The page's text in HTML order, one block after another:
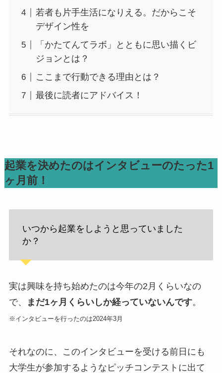
若者も片手生活になりえる。だからこそ
デザイン性を
「かたてんてラボ」とともに思い描くビ
ジョンとは？
ここまで行動できる理由とは？
最後に読者にアドバイス！
起業を決めたのはインタビューのたった1
ヶ月前！
いつから起業をしようと思っていました
か？
実は興味を持ち始めたのは今年の2月くらいなの
で、
まだ1ヶ月くらいしか経っていないんです。
※インタビューを行ったのは2024年3月
それなのに、このインタビューを受ける前日にも
大学生が参加するようなピッチコンテストに出て